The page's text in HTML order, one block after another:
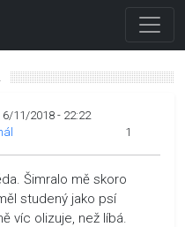
6/11/2018 - 22:22
1
Šimralo mě skoro
studený jako psí
víc olizuje, než líbá.